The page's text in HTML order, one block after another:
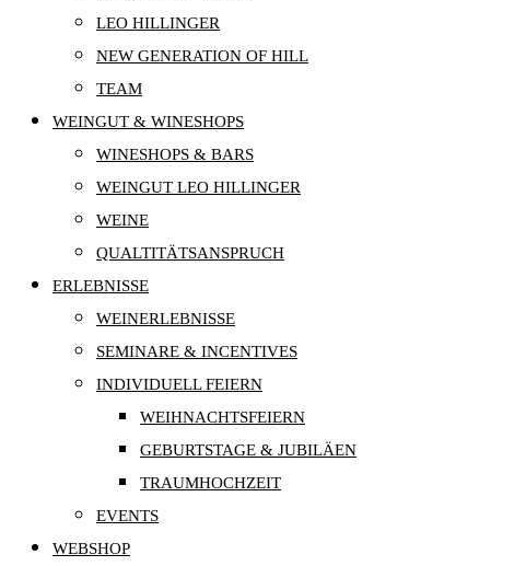
LEO HILLINGER
NEW GENERATION OF HILL
TEAM
WEINGUT & WINESHOPS
WINESHOPS & BARS
WEINGUT LEO HILLINGER
WEINE
QUALTITÄTSANSPRUCH
ERLEBNISSE
WEINERLEBNISSE
SEMINARE & INCENTIVES
INDIVIDUELL FEIERN
WEIHNACHTSFEIERN
GEBURTSTAGE & JUBILÄEN
TRAUMHOCHZEIT
EVENTS
WEBSHOP